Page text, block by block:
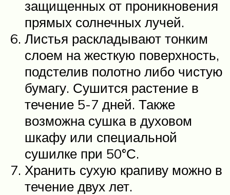
защищенных от проникновения
прямых солнечных лучей.
Листья раскладывают тонким
слоем на жесткую поверхность,
подстелив полотно либо чистую
бумагу. Сушится растение в
течение 5-7 дней. Также
возможна сушка в духовом
шкафу или специальной
сушилке при 50°С.
Хранить сухую крапиву можно в
течение двух лет.